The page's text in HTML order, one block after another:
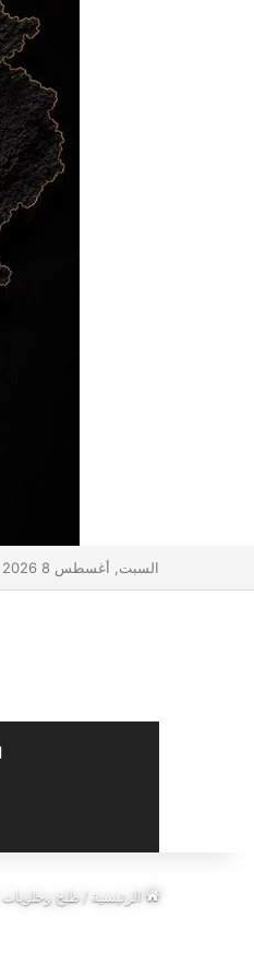
السبت, أغسطس 8 2026
الرئيسية/طبخ وحلويات